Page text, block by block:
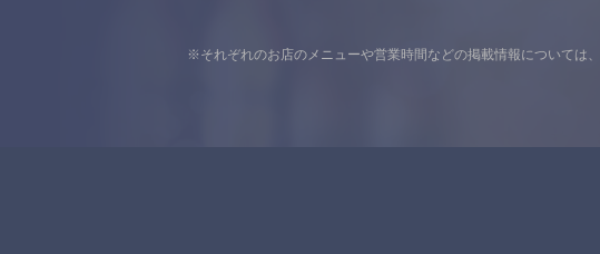
※それぞれのお店のメニューや営業時間などの掲載情報については、